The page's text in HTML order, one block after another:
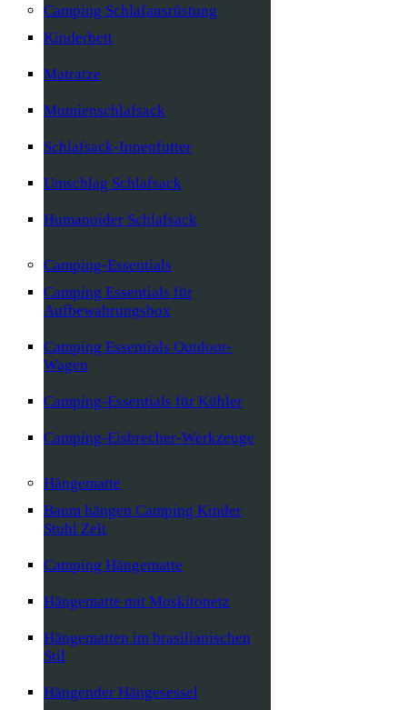
Camping Schlafausrüstung
Kinderbett
Matratze
Mumienschlafsack
Schlafsack-Innenfutter
Umschlag Schlafsack
Humanoider Schlafsack
Camping-Essentials
Camping Essentials für
Aufbewahrungsbox
Camping Essentials Outdoor-
Wagen
Camping-Essentials für Kühler
Camping-Eisbrecher-Werkzeuge
Hängematte
Baum hängen Camping Kinder
Stuhl Zelt
Camping Hängematte
Hängematte mit Moskitonetz
Hängematten im brasilianischen
Stil
Hängender Hängesessel